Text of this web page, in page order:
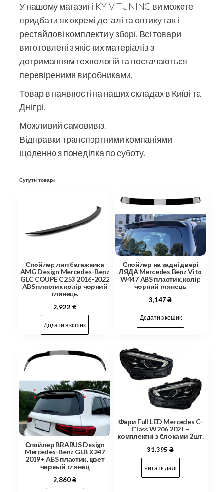
У нашому магазині KYIV TUNING ви можете
придбати як окремі деталі та оптику так і
рестайлові комплекти у зборі. Всі товари
виготовлені з якісних матеріалів з
дотриманням технологій та постачаються
перевіреними виробниками.
Товар в наявності на наших складах в Київі та
Дніпрі.
Можливий самовивіз.
Відправки транспортними компаніями
щоденно з понеділка по суботу.
Супутні товари
Спойлер лип багажника
AMG Design Mercedes-Benz
GLC COUPE C253 2016-2022
ABS пластик колір чорний
глянець
2,922 ₴
Додати в кошик
Спойлер на задні двері
ЛЯДА Mercedes Benz Vito
W447 ABS пластик, колір
чорний глянець
3,147₴
Додати в кошик
Спойлер BRABUS Design
Mercedes-Benz GLB X247
2019+ ABS пластик, цвет
черный глянец
2,860₴
Фари Full LED Mercedes C-
Class W206 2021 –
комплектні з блоками 2шт.
31,395₴
Читати далі